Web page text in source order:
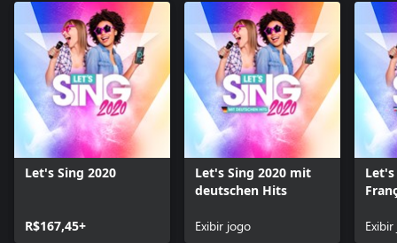
Let's Sing 2020
R$167,45+
Let's Sing 2020 mit
deutschen Hits
Exibir jogo